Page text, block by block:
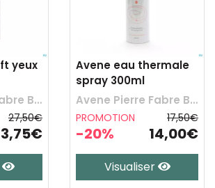
yeux
Avene Pierre Fabre Benelux
27,50€
Avene eau thermale
spray 300ml
Avene Pierre Fabre Benelux
PROMOTION
-20%
17,50€
14,00€
Visualiser